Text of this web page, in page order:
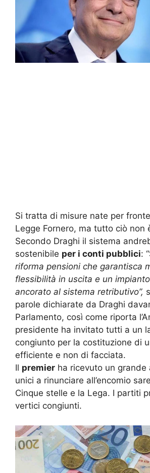
Si tratta di misure nate per
Legge Fornero, ma tutto ciò non
Secondo Draghi il sistema
sostenibile per i conti pubblici:
riforma pensioni che garantisca
flessibilità in uscita e un
ancorato al sistema retributivo”,
parole dichiarate da Draghi
Parlamento, così come riporta
presidente ha invitato tutti a un
congiunto per la costituzione di
efficiente e non di facciata.
Il premier ha ricevuto un grande
unici a rinunciare all’encomio
Cinque stelle e la Lega. I partiti
vertici congiunti.